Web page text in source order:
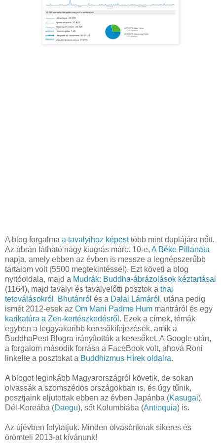
A blog forgalma a tavalyihoz képesttöbb mint duplájára nőtt.
Az ábrán látható nagy kiugrás márc. 10-e, A Béke Pillanata
napja, amely ebben az évben is messze a legnépszerűbb
tartalom volt (5500 megtekintéssel). Ezt követi a blog
nyitóoldala, majd a Mudrák: Buddha-ábrázolások kéztartásai
(1164), majd tavalyi és tavalyelőtti posztok a thai
tetoválásokról , Bhutánról és a Dalai Lámáról , utána pedig
ismét 2012-esek az Om Mani Padme Hum mantráról és egy
karikatúra a Zen-kertészkedésről . Ezek a címek, témák
egyben a leggyakoribb keresőkifejezések, amik a
BuddhaPest Blogra irányították a keresőket. A Google után,
a forgalom második forrása a FaceBook volt, ahová Roni
linkelte a posztokat a Buddhizmus Hírek oldalra.
A blogot leginkább Magyarországról követik, de sokan
olvassák a szomszédos országokban is, és úgy tűnik,
posztjaink eljutottak ebben az évben Japánba (Kasugai),
Dél-Koreába (Daegu), sőt Kolumbiába (Antioquia) is.
Az újévben folytatjuk. Minden olvasónknak sikeres és
örömteli 2013-at kívánunk!